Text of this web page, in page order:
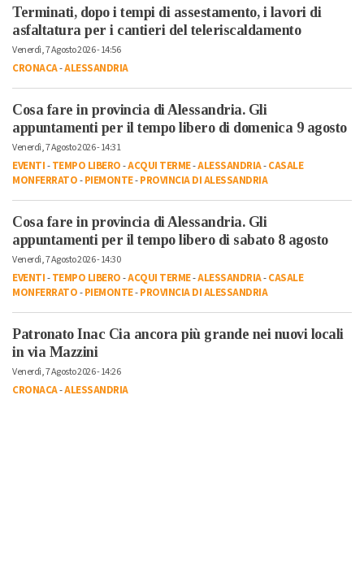
Terminati, dopo i tempi di assestamento, i lavori di
asfaltatura per i cantieri del teleriscaldamento
Venerdì, 7 Agosto 2026 - 14:56
CRONACA-ALESSANDRIA
Cosa fare in provincia di Alessandria. Gli
appuntamenti per il tempo libero di domenica 9 agosto
Venerdì, 7 Agosto 2026 - 14:31
EVENTI-TEMPO LIBERO-ACQUI TERME-ALESSANDRIA-CASALE
MONFERRATO-PIEMONTE-PROVINCIA DI ALESSANDRIA
Cosa fare in provincia di Alessandria. Gli
appuntamenti per il tempo libero di sabato 8 agosto
Venerdì, 7 Agosto 2026 - 14:30
EVENTI-TEMPO LIBERO-ACQUI TERME-ALESSANDRIA-CASALE
MONFERRATO-PIEMONTE-PROVINCIA DI ALESSANDRIA
Patronato Inac Cia ancora più grande nei nuovi locali
in via Mazzini
Venerdì, 7 Agosto 2026 - 14:26
CRONACA-ALESSANDRIA